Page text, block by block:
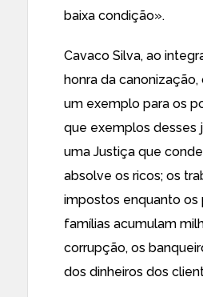
baixa condição».
Cavaco Silva, ao
honra da
um exemplo para os
que exemplos desses
uma Justiça que
absolve os ricos; os
impostos enquanto os
famílias acumulam
corrupção, os
dos dinheiros dos